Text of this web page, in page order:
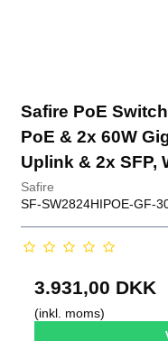
Safire PoE
PoE & 2x 60W
Uplink & 2x SFP,
Safire
SF-SW2824HIPOE-GF-
3.931,00 DKK
(inkl. moms)